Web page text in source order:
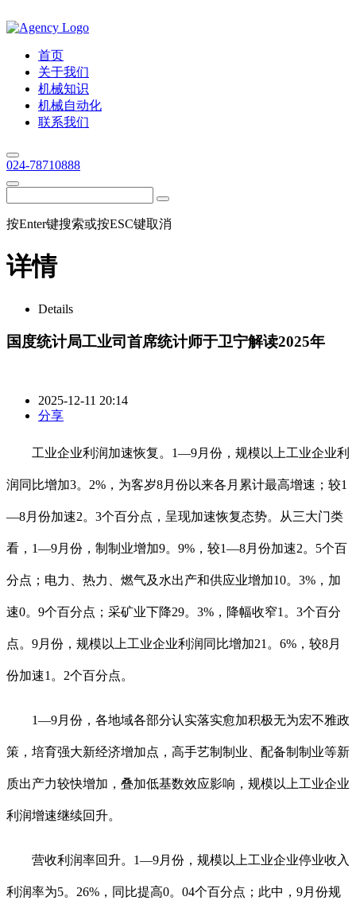
首页
关于我们
机械知识
机械自动化
联系我们
024-78710888
按Enter键搜索或按ESC键取消
详情
Details
国度统计局工业司首席统计师于卫宁解读2025年
2025-12-11 20:14
分享
工业企业利润加速恢复。1—9月份，规模以上工业企业利
润同比增加3。2%，为客岁8月份以来各月累计最高增速；较1
—8月份加速2。3个百分点，呈现加速恢复态势。从三大门类
看，1—9月份，制制业增加9。9%，较1—8月份加速2。5个百
分点；电力、热力、燃气及水出产和供应业增加10。3%，加
速0。9个百分点；采矿业下降29。3%，降幅收窄1。3个百分
点。9月份，规模以上工业企业利润同比增加21。6%，较8月
份加速1。2个百分点。
1—9月份，各地域各部分认实落实愈加积极无为宏不雅政
策，培育强大新经济增加点，高手艺制制业、配备制制业等新
质出产力较快增加，叠加低基数效应影响，规模以上工业企业
利润增速继续回升。
营收利润率回升。1—9月份，规模以上工业企业停业收入
利润率为5。26%，同比提高0。04个百分点；此中，9月份规